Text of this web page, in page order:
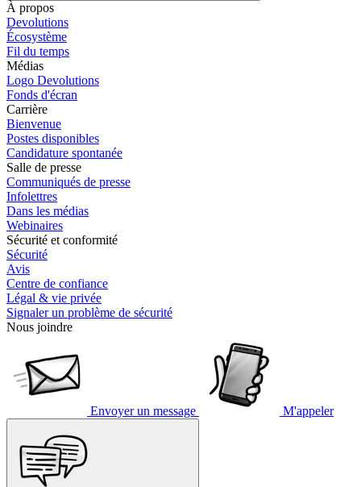
À propos
Devolutions
Écosystème
Fil du temps
Médias
Logo Devolutions
Fonds d'écran
Carrière
Bienvenue
Postes disponibles
Candidature spontanée
Salle de presse
Communiqués de presse
Infolettres
Dans les médias
Webinaires
Sécurité et conformité
Sécurité
Avis
Centre de confiance
Légal & vie privée
Signaler un problème de sécurité
Nous joindre
Envoyer un message M'appeler